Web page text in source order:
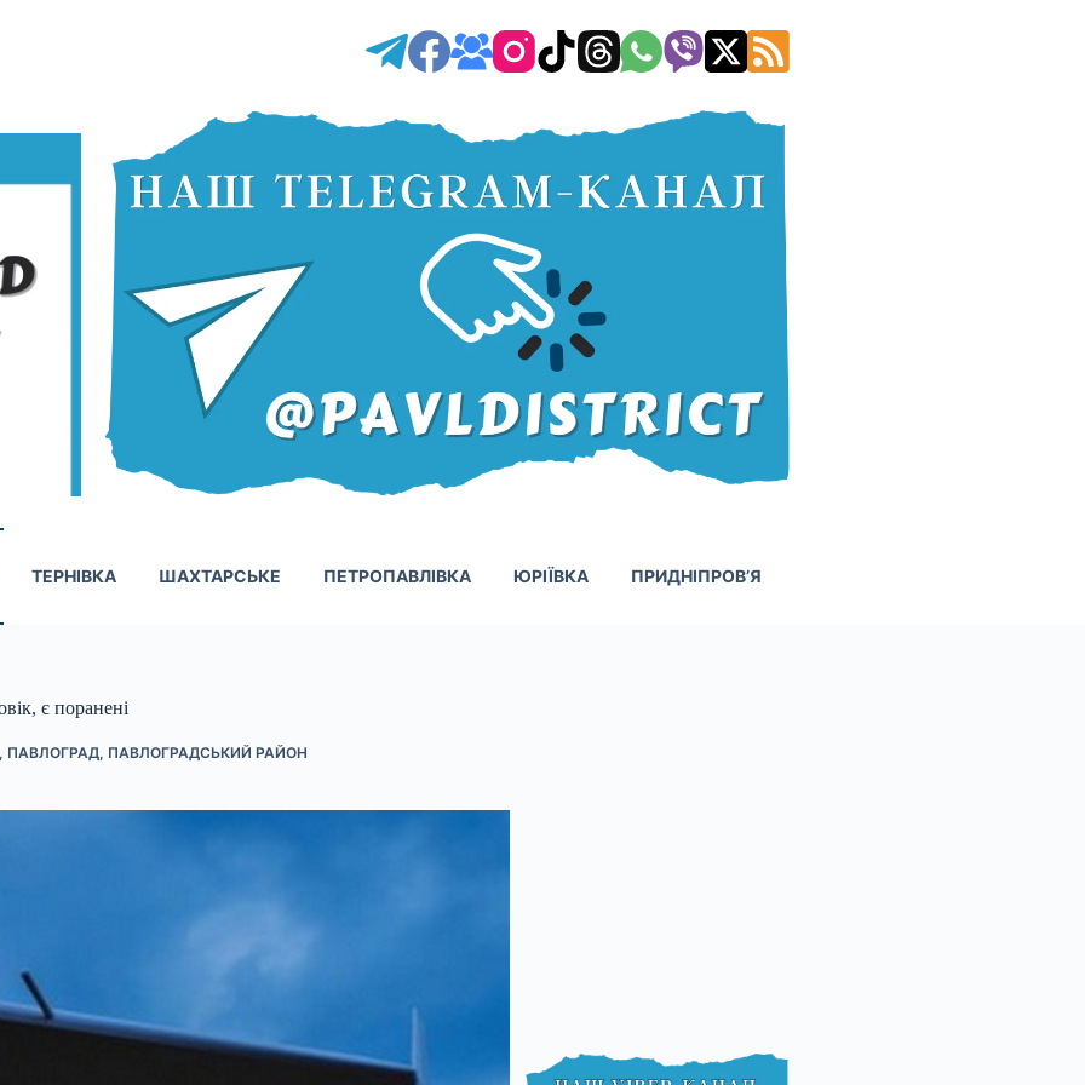
ТЕРНІВКА ШАХТАРСЬКЕ ПЕТРОПАВЛІВКА ЮРІЇВКА ПРИДНІПРОВ’Я
є поранені
, ПАВЛОГРАД, ПАВЛОГРАДСЬКИЙ РАЙОН